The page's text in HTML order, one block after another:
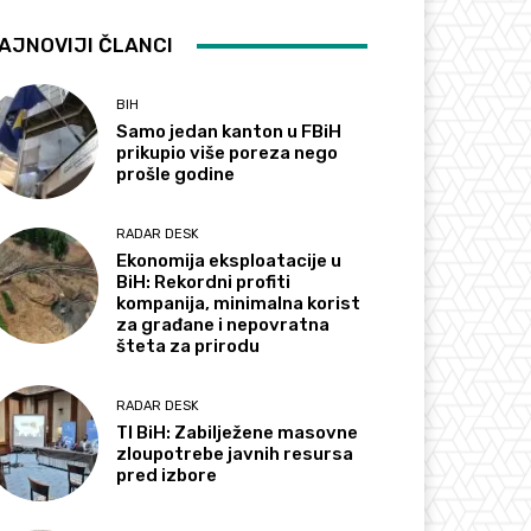
ČLANCI
BIH
Samo jedan kanton u FBiH
prikupio više poreza nego
prošle godine
RADAR DESK
Ekonomija eksploatacije u
BiH: Rekordni profiti
kompanija, minimalna korist
za građane i nepovratna
šteta za prirodu
RADAR DESK
TI BiH: Zabilježene masovne
zloupotrebe javnih resursa
pred izbore